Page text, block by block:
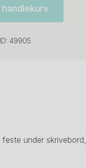
ID: 49905
under